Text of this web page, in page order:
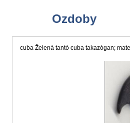
Ozdoby
cuba Želená tantó cuba takazógan;